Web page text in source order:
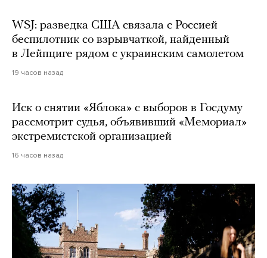
WSJ: разведка США связала с Россией
беспилотник со взрывчаткой, найденный
в Лейпциге рядом с украинским самолетом
19 часов назад
Иск о снятии «Яблока» с выборов в Госдуму
рассмотрит судья, объявивший «Мемориал»
экстремистской организацией
16 часов назад